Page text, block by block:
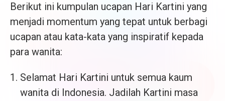
Berikut ini kumpulan ucapan Hari Kartini yang
menjadi momentum yang tepat untuk berbagi
ucapan atau kata-kata yang inspiratif kepada
para wanita:
Selamat Hari Kartini untuk semua kaum
wanita di Indonesia. Jadilah Kartini masa